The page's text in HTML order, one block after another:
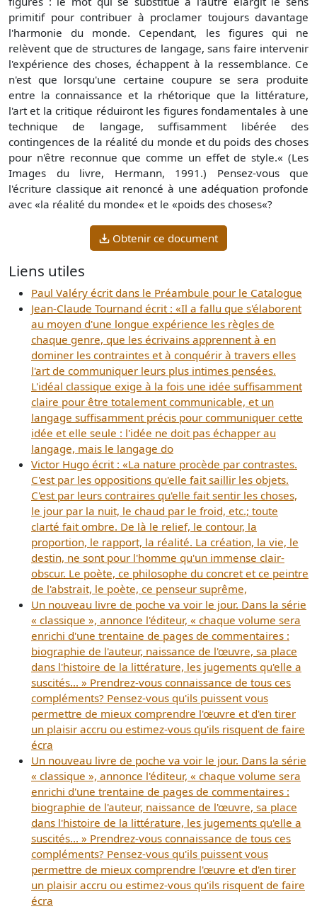
primitif pour contribuer à proclamer toujours davantage
l'harmonie du monde. Cependant, les figures qui ne
relèvent que de structures de langage, sans faire intervenir
l'expérience des choses, échappent à la ressemblance. Ce
n'est que lorsqu'une certaine coupure se sera produite
entre la connaissance et la rhétorique que la littérature,
l'art et la critique réduiront les figures fondamentales à une
technique de langage, suffisamment libérée des
contingences de la réalité du monde et du poids des choses
pour n'être reconnue que comme un effet de style.« (Les
Images du livre, Hermann, 1991.) Pensez-vous que
l'écriture classique ait renoncé à une adéquation profonde
avec «la réalité du monde« et le «poids des choses«?
Obtenir ce document
Liens utiles
Paul Valéry écrit dans le Préambule pour le Catalogue
Jean-Claude Tournand écrit : «Il a fallu que s'élaborent
au moyen d'une longue expérience les règles de
chaque genre, que les écrivains apprennent à en
dominer les contraintes et à conquérir à travers elles
l'art de communiquer leurs plus intimes pensées.
L'idéal classique exige à la fois une idée suffisamment
claire pour être totalement communicable, et un
langage suffisamment précis pour communiquer cette
idée et elle seule : l'idée ne doit pas échapper au
langage, mais le langage do
Victor Hugo écrit : «La nature procède par contrastes.
C'est par les oppositions qu'elle fait saillir les objets.
C'est par leurs contraires qu'elle fait sentir les choses,
le jour par la nuit, le chaud par le froid, etc.; toute
clarté fait ombre. De là le relief, le contour, la
proportion, le rapport, la réalité. La création, la vie, le
destin, ne sont pour l'homme qu'un immense clair-
obscur. Le poète, ce philosophe du concret et ce peintre
de l'abstrait, le poète, ce penseur suprême,
Un nouveau livre de poche va voir le jour. Dans la série
« classique », annonce l'éditeur, « chaque volume sera
enrichi d'une trentaine de pages de commentaires :
biographie de l'auteur, naissance de l'œuvre, sa place
dans l'histoire de la littérature, les jugements qu'elle a
suscités... » Prendrez-vous connaissance de tous ces
compléments? Pensez-vous qu'ils puissent vous
permettre de mieux comprendre l'œuvre et d'en tirer
un plaisir accru ou estimez-vous qu'ils risquent de faire
écra
Un nouveau livre de poche va voir le jour. Dans la série
« classique », annonce l'éditeur, « chaque volume sera
enrichi d'une trentaine de pages de commentaires :
biographie de l'auteur, naissance de l'œuvre, sa place
dans l'histoire de la littérature, les jugements qu'elle a
suscités... » Prendrez-vous connaissance de tous ces
compléments? Pensez-vous qu'ils puissent vous
permettre de mieux comprendre l'œuvre et d'en tirer
un plaisir accru ou estimez-vous qu'ils risquent de faire
écra